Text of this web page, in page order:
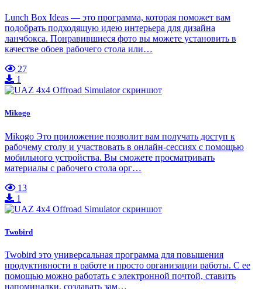
Lunch Box Ideas — это программа, которая поможет вам
подобрать подходящую идею интерьера для дизайна
ланчбокса. Понравившиеся фото вы можете установить в
качестве обоев рабочего стола или…
27
1
Mikogo
Mikogo Это приложение позволит вам получать доступ к
рабочему столу и участвовать в онлайн-сессиях с помощью
мобильного устройства. Вы сможете просматривать
материалы с рабочего стола орг…
13
1
Twobird
Twobird это универсальная программа для повышения
продуктивности в работе и просто организации работы. С ее
помощью можно работать с электронной почтой, ставить
напоминалки, создавать зам…